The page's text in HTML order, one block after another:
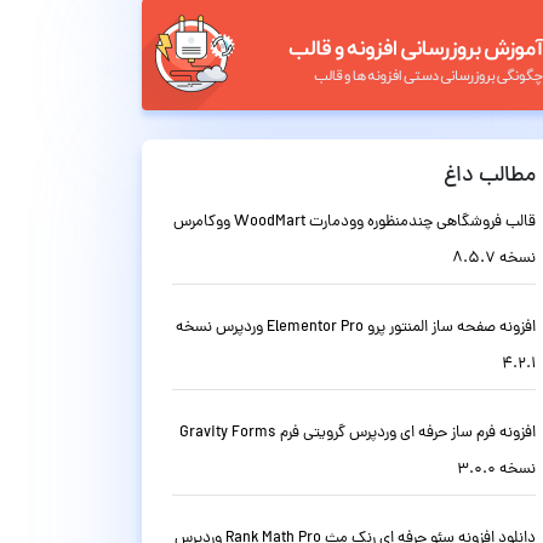
مطالب داغ
قالب فروشگاهی چندمنظوره وودمارت WoodMart ووکامرس
نسخه 8.5.7
افزونه صفحه ساز المنتور پرو Elementor Pro وردپرس نسخه
4.2.1
افزونه فرم ساز حرفه ای وردپرس گرویتی فرم Gravity Forms
نسخه 3.0.0